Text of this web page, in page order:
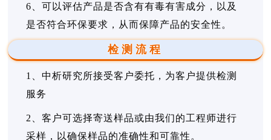
6、可以评估产品是否含有有毒有害成分，以及
是否符合环保要求，从而保障产品的安全性。
检测流程
1、中析研究所接受客户委托，为客户提供检测
服务
2、客户可选择寄送样品或由我们的工程师进行
采样，以确保样品的准确性和可靠性。